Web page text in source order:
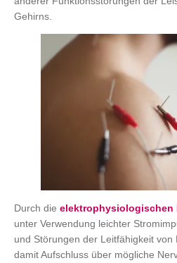
Gehirns.
Durch die elektrophysiologischen
unter Verwendung leichter
und Störungen der Leitfähigkeit
damit Aufschluss über mögliche